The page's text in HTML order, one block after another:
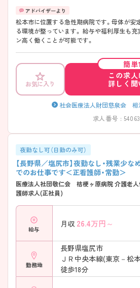
松本市に位置する急性期病院です。母体が安
る環境が整っています。 給与や福利厚生も充
ン高く働くことが可能です。
お気に入り
簡単
この求人
詳しく聞
社会医療法人財団慈泉会
求人番号 :
夜勤なし可（日勤のみ可）
【長野県／塩尻市】夜勤なし・残業少
でのお仕事です＜正看護師・常勤＞
医療法人社団敬仁会 桔梗ヶ原病院 介護老
護師求人(正社員)
給与
月収 26.4万円～
勤務地
長野県塩尻市
ＪＲ中央本線(東京－松本
徒歩18分